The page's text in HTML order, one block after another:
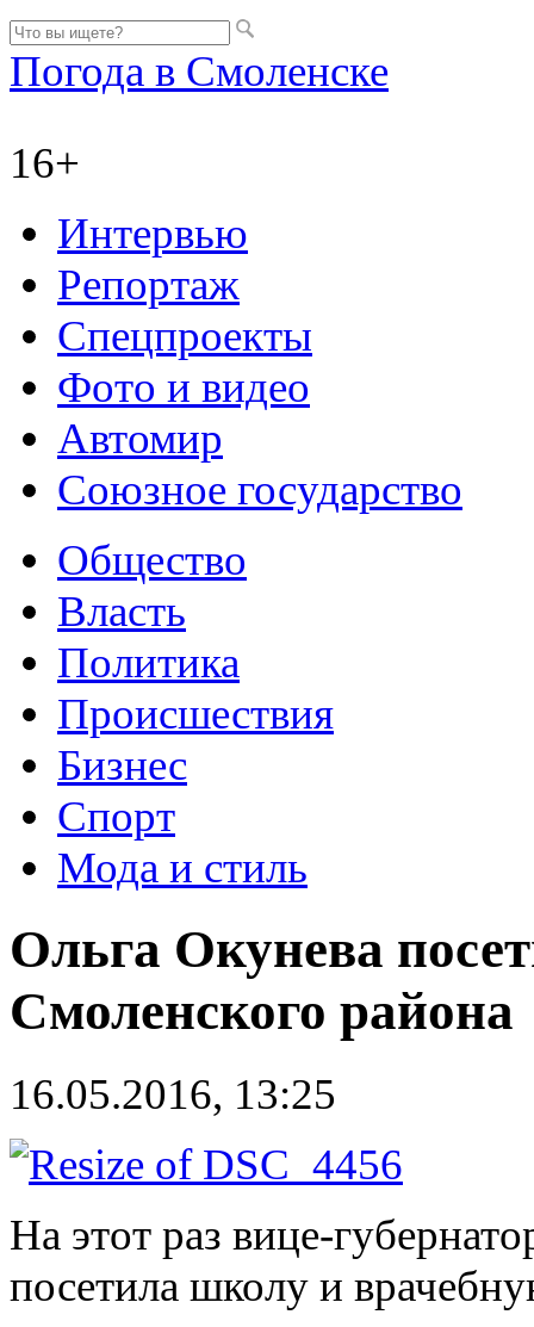
Погода в Смоленске
16+
Интервью
Репортаж
Спецпроекты
Фото и видео
Автомир
Союзное государство
Общество
Власть
Политика
Происшествия
Бизнес
Спорт
Мода и стиль
Ольга Окунева
Смоленского района
16.05.2016, 13:25
На этот раз вице-
посетила школу и